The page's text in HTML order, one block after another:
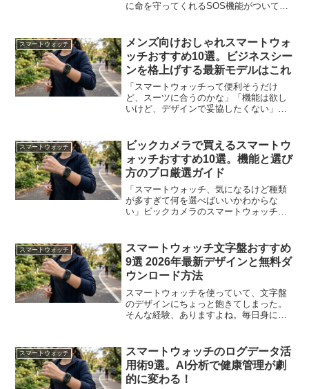
に命を守ってくれるSOS機能がついてる
す。歩数や心拍数はもちろん大事。で
も、それ以上に注目されてい...
スマートウォッチ
メンズ向けおしゃれスマートウォ
ッチおすすめ10選。ビジネスシー
ンを格上げする最新モデルはこれ
「スマートウォッチって便利そうだけ
ど、スーツに合うのかな」「機能は欲し
いけど、デザインで妥協したくない」そ
ートウォッチの選択肢は爆発的に増えま
した。仕事にもプライベートに...
スマートウォッチ
ビックカメラで買えるスマートウ
ォッチおすすめ10選。機能と選び
方のプロ厳選ガイド
「スマートウォッチ、気になるけど種類
が多すぎて何を選べばいいかわからな
い」ビックカメラのスマートウォッチ売
つてないほど進化しています。健康管理
はもちろん、キャッシュレス...
スマートウォッチ
スマートウォッチ文字盤おすすめ
9選 2026年最新デザインと無料ダ
ウンロード方法
スマートウォッチを使っていて、文字盤
のデザインにちょっと飽きてしまった。
そんな経験、ありますよね。毎日身につ
え「ダウンロードって安全なの？」「種
類が多すぎて選べない」「...
スマートウォッチ
スマートウォッチのログデータ活
用術9選。AI分析で健康管理が劇
的に変わる！